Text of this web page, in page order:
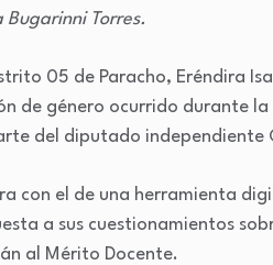
Bugarinni Torres.
05 de Paracho, Eréndira
de género ocurrido durante
del diputado independiente
con el de una herramienta
a sus cuestionamientos
al Mérito Docente.